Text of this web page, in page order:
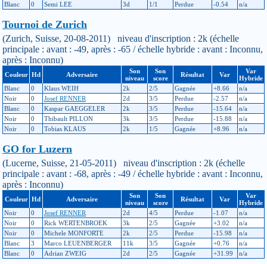
Blanc
0 Semi LEE 3d 1/1 Perdue -0.54 n/a
Tournoi de Zurich
(Zurich, Suisse, 20-08-2011) niveau d'inscription : 2k (échelle
principale : avant : -49, après : -65 / échelle hybride : avant : Inconnu,
après : Inconnu)
Couleur Hd Adversaire
Son
niveau
Son
score
Résultat Var
Var
Hybride
Blanc
0 Klaus WEIH 2k 2/5 Gagnée +8.66
n/a
Noir
0 Josef RENNER 2d 3/5 Perdue -2.57
n/a
Blanc
0 Kaspar GAEGGELER 2k 3/5 Perdue -15.64
n/a
Noir
0 Thibault PILLON 3k 3/5 Perdue -15.88
n/a
Noir
0 Tobias KLAUS 2k 1/5 Gagnée +8.96 n/a
GO for Luzern
(Lucerne, Suisse, 21-05-2011) niveau d'inscription : 2k (échelle
principale : avant : -68, après : -49 / échelle hybride : avant : Inconnu,
après : Inconnu)
Couleur Hd Adversaire
Son
niveau
Son
score
Résultat Var
Var
Hybride
Noir
0 Josef RENNER 2d 4/5 Perdue -1.07
n/a
Noir
0 Rick WERTENBROEK 3k 2/5 Gagnée +3.02
n/a
Noir
0 Michele MONFORTE 2k 2/5 Perdue -15.98
n/a
Blanc
3 Marco LEUENBERGER 11k 3/5 Gagnée +0.76
n/a
Blanc
0 Adrian ZWEIG 2d 2/5 Gagnée +31.99 n/a